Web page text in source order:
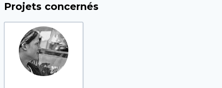
Projets concernés